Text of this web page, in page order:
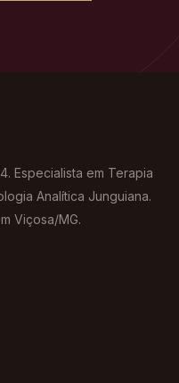
Especialista em Terapia
Analítica Junguiana.
Viçosa/MG.